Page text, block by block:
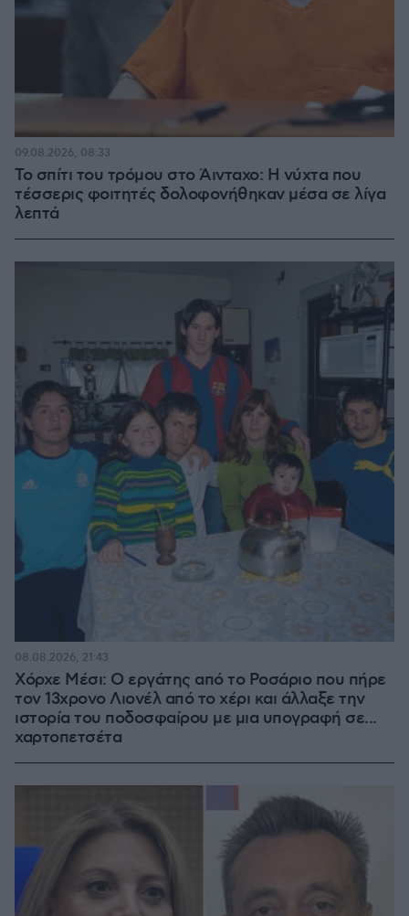
Το σπίτι του τρόμου στο Άινταχο: Η νύχτα που
τέσσερις φοιτητές δολοφονήθηκαν μέσα σε λίγα
λεπτά
09.08.2026, 08:33
Χόρχε Μέσι: Ο εργάτης από το Ροσάριο που πήρε
τον 13χρονο Λιονέλ από το χέρι και άλλαξε την
ιστορία του ποδοσφαίρου με μια υπογραφή σε...
χαρτοπετσέτα
08.08.2026, 21:43